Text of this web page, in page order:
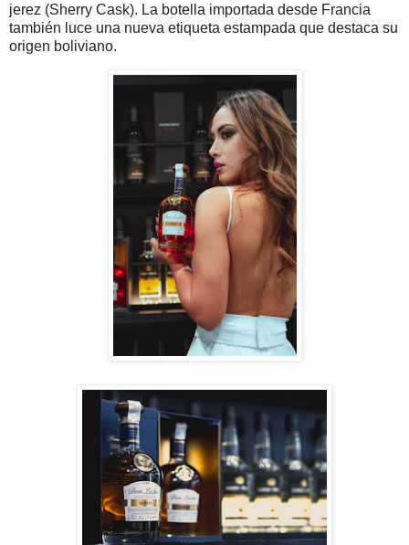
jerez (Sherry Cask). La botella importada desde Francia
también luce una nueva etiqueta estampada que destaca su
origen boliviano.